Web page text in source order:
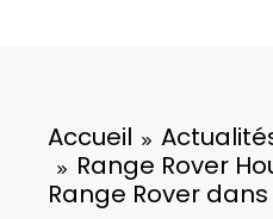
Accueil
Range Rover
Range Rover